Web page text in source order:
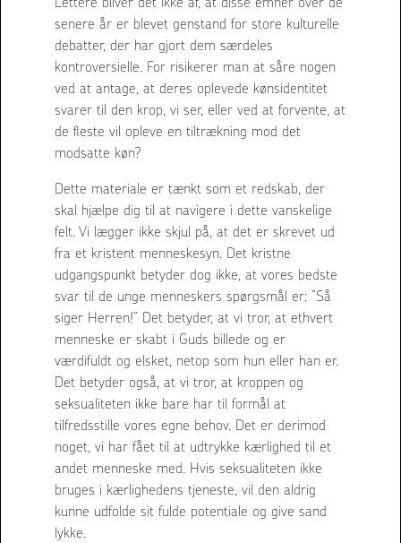
senere år er blevet genstand for store kulturelle
debatter, der har gjort dem særdeles
kontroversielle. For risikerer man at såre nogen
ved at antage, at deres oplevede kønsidentitet
svarer til den krop, vi ser, eller ved at forvente, at
de fleste vil opleve en tiltrækning mod det
modsatte køn?
Dette materiale er tænkt som et redskab, der
skal hjælpe dig til at navigere i dette vanskelige
felt. Vi lægger ikke skjul på, at det er skrevet ud
fra et kristent menneskesyn. Det kristne
udgangspunkt betyder dog ikke, at vores bedste
svar til de unge menneskers spørgsmål er: ”Så
siger Herren!” Det betyder, at vi tror, at ethvert
menneske er skabt i Guds billede og er
værdifuldt og elsket, netop som hun eller han er.
Det betyder også, at vi tror, at kroppen og
seksualiteten ikke bare har til formål at
tilfredsstille vores egne behov. Det er derimod
noget, vi har fået til at udtrykke kærlighed til et
andet menneske med. Hvis seksualiteten ikke
bruges i kærlighedens tjeneste, vil den aldrig
kunne udfolde sit fulde potentiale og give sand
lykke.